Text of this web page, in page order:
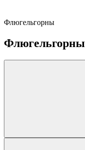
Флюгельгорны
Флюгельгорны